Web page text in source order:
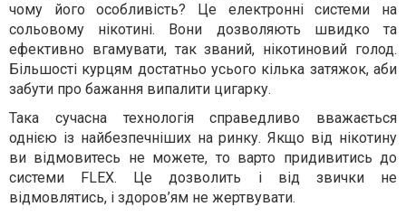
чому його особливість? Це електронні системи на
сольовому нікотині. Вони дозволяють швидко та
ефективно вгамувати, так званий, нікотиновий голод.
Більшості курцям достатньо усього кілька затяжок, аби
забути про бажання випалити цигарку.
Така сучасна технологія справедливо вважається
однією із найбезпечніших на ринку. Якщо від нікотину
ви відмовитесь не можете, то варто придивитись до
системи FLEX. Це дозволить і від звички не
відмовлятись, і здоров’ям не жертвувати.